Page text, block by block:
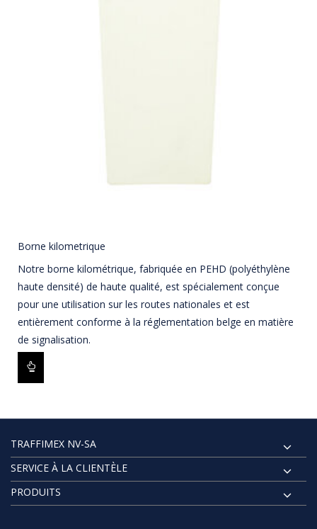
Borne kilometrique
Notre borne kilométrique, fabriquée en PEHD (polyéthylène
haute densité) de haute qualité, est spécialement conçue
pour une utilisation sur les routes nationales et est
entièrement conforme à la réglementation belge en matière
de signalisation.
TRAFFIMEX NV-SA
SERVICE À LA CLIENTÈLE
PRODUITS